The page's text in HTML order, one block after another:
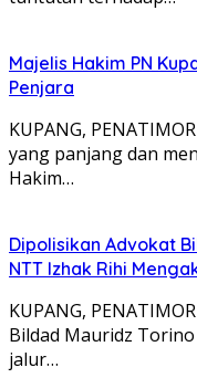
Majelis Hakim PN
Penjara
KUPANG,
yang panjang dan
Hakim…
Dipolisikan Advokat
NTT Izhak Rihi
KUPANG,
Bildad Mauridz
jalur…